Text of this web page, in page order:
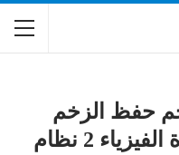
حفظ الزخم
بطريقة فواز الحربي مادة الفيزياء 2 نظام